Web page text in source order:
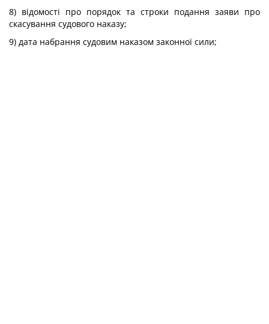
8) відомості про порядок та строки подання заяви про
скасування судового наказу;
9) дата набрання судовим наказом законної сили;